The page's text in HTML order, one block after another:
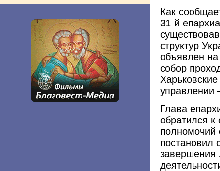
Как
31-й
структур
объявлен на
собор
управлении
Глава
обратился
полномочий
постановил
завершения